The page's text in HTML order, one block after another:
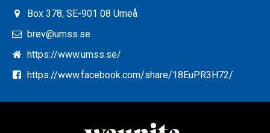
Box 378, SE-901 08 Umeå
brev@umss.se
https://www.umss.se/
https://www.facebook.com/share/18EuPR3H72/